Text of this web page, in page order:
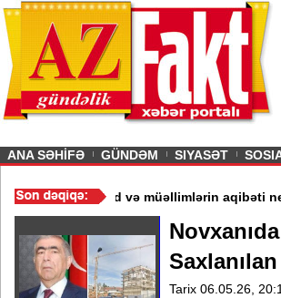
ANA SƏHİFƏ GÜNDƏM SIYASƏT
məktəb bağlandı - Şagird və müəllimlərin
Tarix 06.05.26,